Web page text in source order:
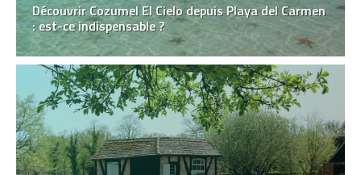
Découvrir Cozumel El Cielo depuis Playa del Carmen
: est-ce indispensable ?